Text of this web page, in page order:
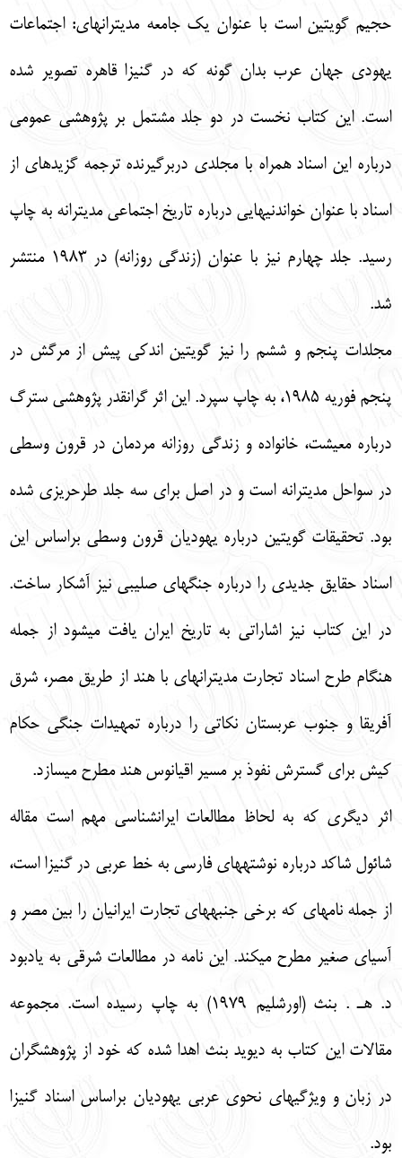
حجيم گويتين است با عنوان يك جامعه مديترانه‏اي: اجتماعات
يهودي جهان عرب بدان گونه كه در گنيزا قاهره تصوير شده
است. اين كتاب نخست در دو جلد مشتمل بر پژوهشي عمومي
درباره اين اسناد همراه با مجلدي دربرگيرنده ترجمه گزيده‏اي از
اسناد با عنوان خواندني‏هايي درباره تاريخ اجتماعي مديترانه به چاپ
رسيد. جلد چهارم نيز با عنوان (زندگي روزانه) در 1983 منتشر
شد.
مجلدات پنجم و ششم را نيز گويتين اندكي پيش از مرگش در
پنجم فوريه 1985، به چاپ سپرد. اين اثر گرانقدر پژوهشي سترگ
درباره معيشت، خانواده و زندگي روزانه مردمان در قرون وسطي
در سواحل مديترانه است و در اصل براي سه جلد طرح‏ريزي شده
بود. تحقيقات گويتين درباره يهوديان قرون وسطي براساس اين
اسناد حقايق جديدي را درباره جنگ‏هاي صليبي نيز آشكار ساخت.
در اين كتاب نيز اشاراتي به تاريخ ايران يافت مي‏شود از جمله
هنگام طرح اسناد تجارت مديترانه‏اي با هند از طريق مصر، شرق
آفريقا و جنوب عربستان نكاتي را درباره تمهيدات جنگي حكام
كيش براي گسترش نفوذ بر مسير اقيانوس هند مطرح مي‏سازد.
اثر ديگري كه به لحاظ مطالعات ايران‏شناسي مهم است مقاله
شائول شاكد درباره نوشته‏هاي فارسي به خط عربي در گنيزا است،
از جمله نامه‏اي كه برخي جنبه‏هاي تجارت ايرانيان را بين مصر و
آسياي صغير مطرح مي‏كند. اين نامه در مطالعات شرقي به يادبود
د. هـ . بنث (اورشليم 1979) به چاپ رسيده است. مجموعه
مقالات اين كتاب به ديويد بنث اهدا شده كه خود از پژوهشگران
در زبان و ويژگي‏هاي نحوي عربي يهوديان براساس اسناد گنيزا
بود.